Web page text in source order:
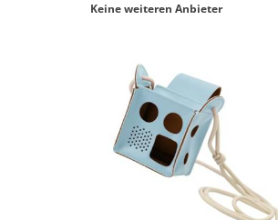
Keine weiteren Anbieter